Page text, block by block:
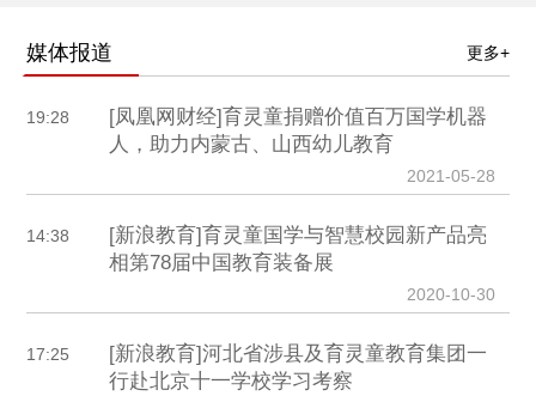
媒体报道 更多+
19:28
[凤凰网财经]育灵童捐赠价值百万国学机器
人，助力内蒙古、山西幼儿教育
2021-05-28
14:38
[新浪教育]育灵童国学与智慧校园新产品亮
相第78届中国教育装备展
2020-10-30
17:25
[新浪教育]河北省涉县及育灵童教育集团一
行赴北京十一学校学习考察